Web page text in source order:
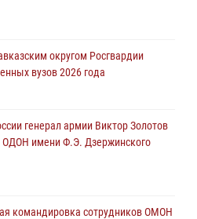
провели росгвардейцы в
округом Росгвардии
вузов 2026 года
генерал армии Виктор Золотов
ОДОН имени Ф.Э. Дзержинского
командировка сотрудников ОМОН